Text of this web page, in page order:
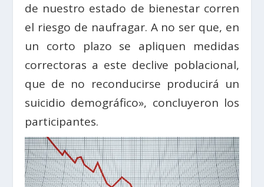
de nuestro estado de bienestar corren
el riesgo de naufragar. A no ser que, en
un corto plazo se apliquen medidas
correctoras a este declive poblacional,
que de no reconducirse producirá un
suicidio demográfico», concluyeron los
participantes.